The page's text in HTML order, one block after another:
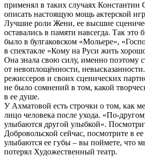
применял в таких случаях Константин
описать настоящую мощь актерской
Лучшие роли Жени, ее высшие
оставались в памяти навсегда. Так это
было в булгаковском «Мольере»,
в спектакле «Кому на Руси жить
Она знала свою силу, именно поэтому
от невоплощённости,
режиссеров и своих сценических
не было сомнений в том, какой
в ее душе.
У Ахматовой есть строчки о том, как
лицо человека после ухода. «По-
улыбаются другой улыбкой».
Добровольской сейчас, посмотрите в ее
улыбаются ее губы – вы поймете, что
потерял Художественный театр.